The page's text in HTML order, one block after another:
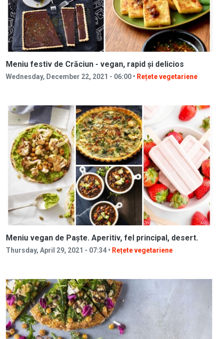
Meniu festiv de Crăciun - vegan, rapid și delicios
Wednesday, December 22, 2021 - 06:00 • Rețete vegetariene
Meniu vegan de Paște. Aperitiv, fel principal, desert.
Thursday, April 29, 2021 - 07:34 • Rețete vegetariene